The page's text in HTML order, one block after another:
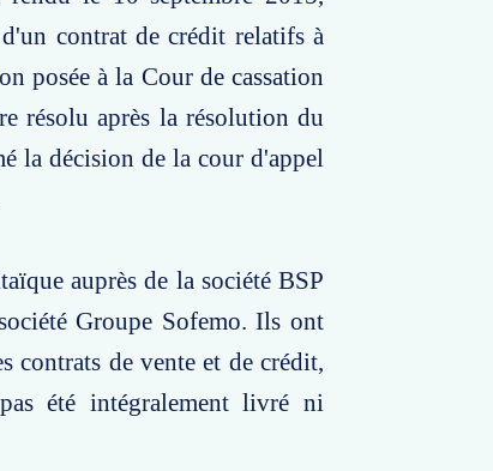
contrat de crédit relatifs à
posée à la Cour de cassation
résolu après la résolution du
la décision de la cour d'appel
auprès de la société BSP
Groupe Sofemo. Ils ont
contrats de vente et de crédit,
été intégralement livré ni